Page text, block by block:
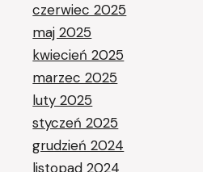
czerwiec 2025
maj 2025
kwiecień 2025
marzec 2025
luty 2025
styczeń 2025
grudzień 2024
listopad 2024